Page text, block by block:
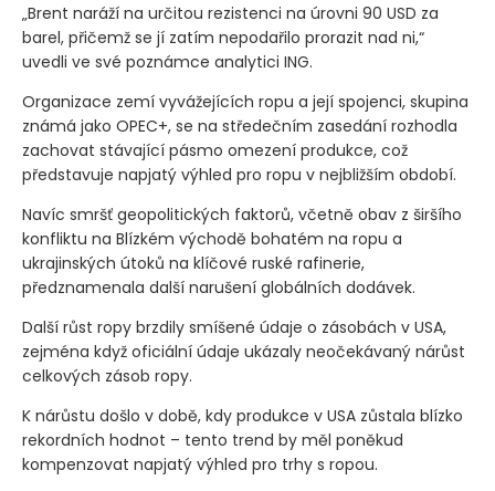
„Brent naráží na určitou rezistenci na úrovni 90 USD za
barel, přičemž se jí zatím nepodařilo prorazit nad ni,“
uvedli ve své poznámce analytici ING.
Organizace zemí vyvážejících ropu a její spojenci, skupina
známá jako OPEC+, se na středečním zasedání rozhodla
zachovat stávající pásmo omezení produkce, což
představuje napjatý výhled pro ropu v nejbližším období.
Navíc smršť geopolitických faktorů, včetně obav z širšího
konfliktu na Blízkém východě bohatém na ropu a
ukrajinských útoků na klíčové ruské rafinerie,
předznamenala další narušení globálních dodávek.
Další růst ropy brzdily smíšené údaje o zásobách v USA,
zejména když oficiální údaje ukázaly neočekávaný nárůst
celkových zásob ropy.
K nárůstu došlo v době, kdy produkce v USA zůstala blízko
rekordních hodnot – tento trend by měl poněkud
kompenzovat napjatý výhled pro trhy s ropou.